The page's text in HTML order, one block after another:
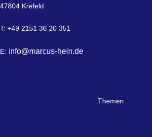
47804 Krefeld
T: +49 2151 36 20 351
E: info@marcus-hein.de
Themen